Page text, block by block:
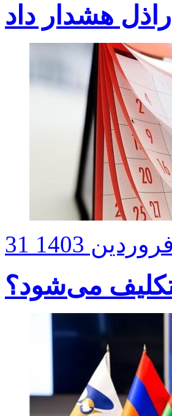
هشدار داد
31 فروردین 1403
تکلیف می‌شود؟